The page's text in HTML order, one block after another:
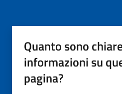
Quanto sono
informazioni su
pagina?